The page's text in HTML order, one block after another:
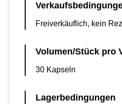
Freiverkäuflich, kein
Volumen/Stück pro
30 Kapseln
Lagerbedingungen